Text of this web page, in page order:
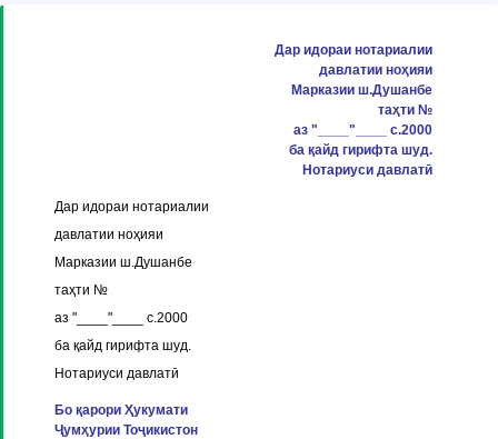
Дар идораи нотариалии
давлатии ноҳияи
Марказии ш.Душанбе
таҳти №
аз "____"____ с.2000
ба қайд гирифта шуд.
Нотариуси давлатӣ
Дар идораи нотариалии
давлатии ноҳияи
Марказии ш.Душанбе
таҳти №
аз "____"____ с.2000
ба қайд гирифта шуд.
Нотариуси давлатӣ
Бо қарори Ҳукумати
Ҷумҳурии Тоҷикистон